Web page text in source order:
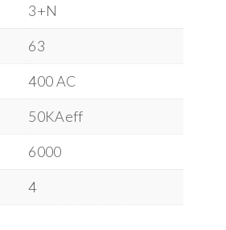
3+N
63
400 AC
50KAeff
6000
4